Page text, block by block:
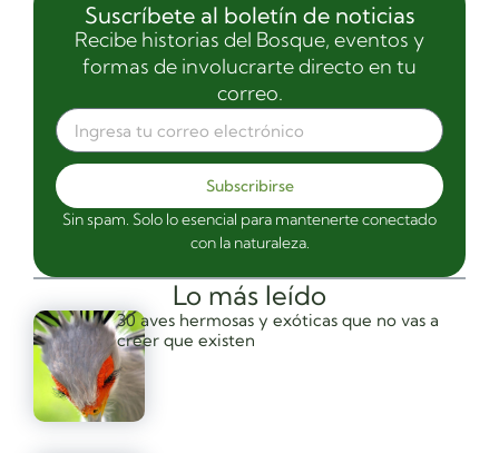
Lo más leído
30 aves hermosas y exóticas que no vas a
creer que existen
Suscríbete al boletín de noticias
Recibe historias del Bosque, eventos y
formas de involucrarte directo en tu
correo.
Subscribirse
Sin spam. Solo lo esencial para mantenerte conectado
con la naturaleza.